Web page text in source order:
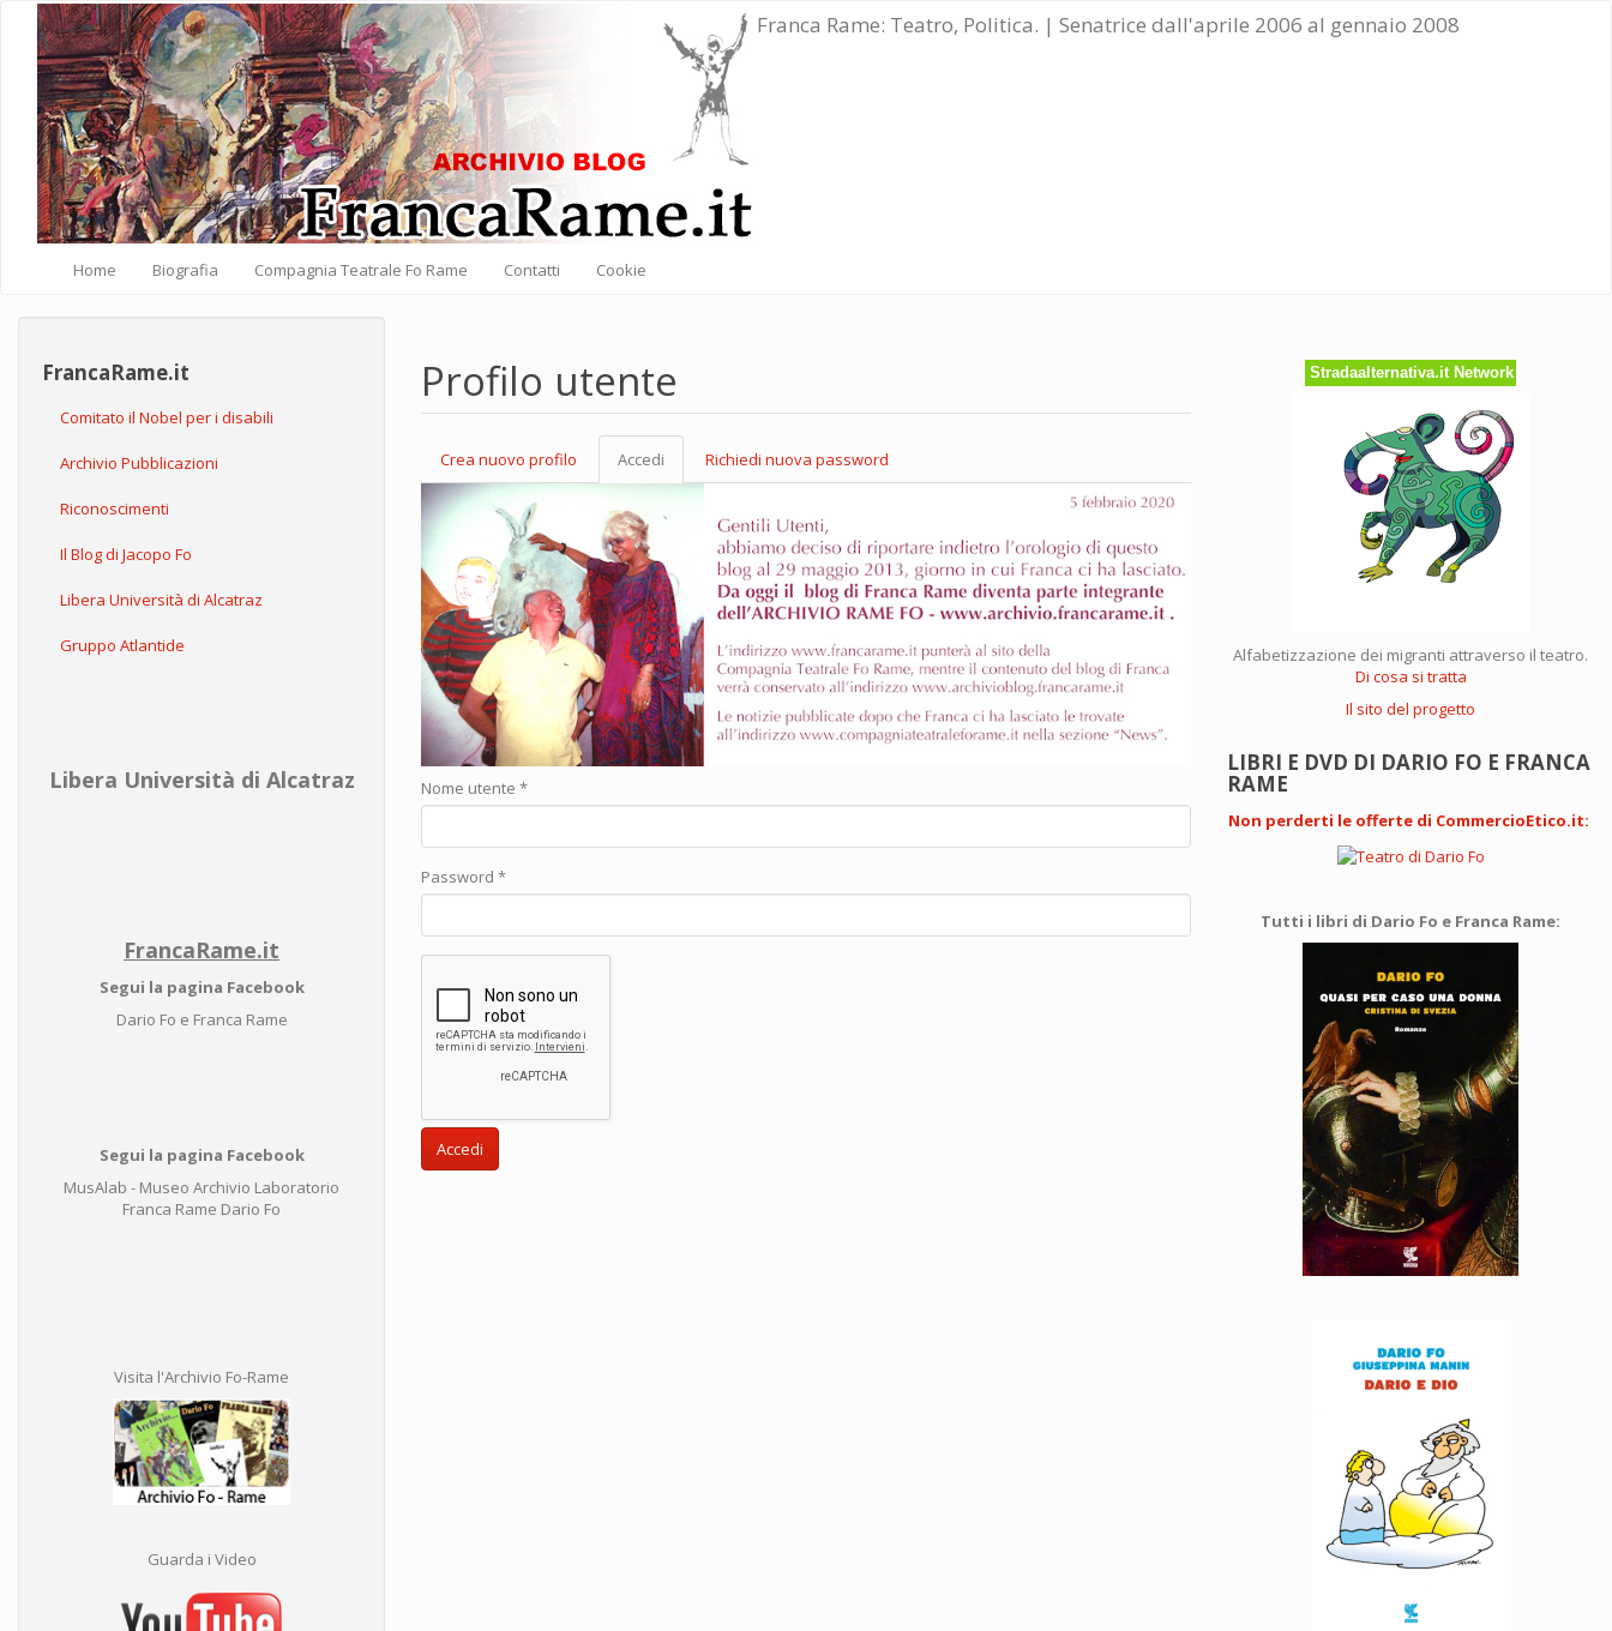
Salta al contenuto principale Franca Rame: Teatro, Politica. | Senatrice dall'aprile 2006 al gennaio 2008
Home Biografia Compagnia Teatrale Fo Rame Contatti Cookie
FrancaRame.it
Comitato il Nobel per i disabili
Archivio Pubblicazioni
Riconoscimenti
Il Blog di Jacopo Fo
Libera Università di Alcatraz
Gruppo Atlantide
Libera Università di Alcatraz
FrancaRame.it
Segui la pagina Facebook
Dario Fo e Franca Rame
Segui la pagina Facebook
MusAlab - Museo Archivio Laboratorio
Franca Rame Dario Fo
Visita l'Archivio Fo-Rame
Guarda i Video
Profilo utente
Schede primarie
Crea nuovo profilo Accedi (scheda
attiva)
Richiedi nuova password
Nome utente *
Password *
Accedi
Stradaalternativa.it Network
Alfabetizzazione dei migranti attraverso il teatro.
Di cosa si tratta
Il sito del progetto
LIBRI E DVD DI DARIO FO E FRANCA
RAME
Non perderti le offerte di CommercioEtico.it:
Tutti i libri di Dario Fo e Franca Rame: